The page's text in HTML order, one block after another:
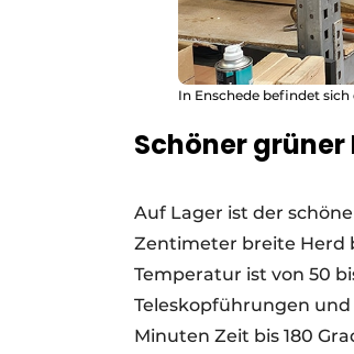
In Enschede befindet
Schöner
Auf Lager ist der
Zentimeter breite Herd
Temperatur ist von 50
Teleskopführungen
Minuten Zeit bis 180